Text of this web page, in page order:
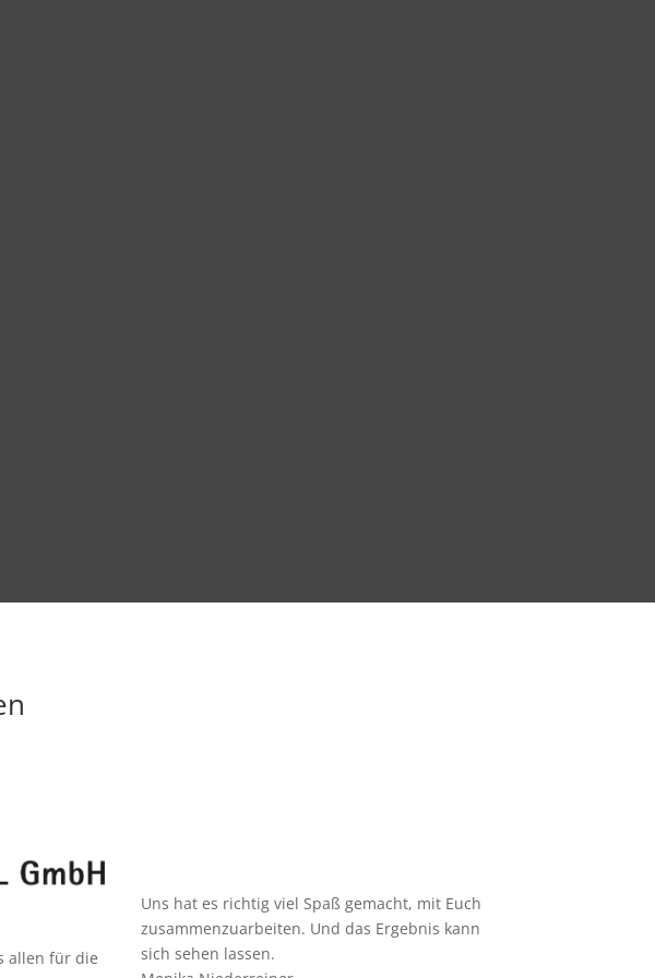
allen für die
Uns hat es richtig viel Spaß gemacht, mit Euch
zusammenzuarbeiten. Und das Ergebnis kann
sich sehen lassen.